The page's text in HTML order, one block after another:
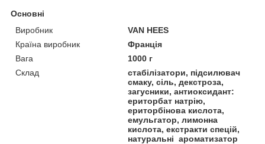
Основні
Виробник
VAN HEES
Країна виробник
Франція
Вага
1000 г
Склад
стабілізатори, підсилювач
смаку, сіль, декстроза,
загусники, антиоксидант:
ериторбат натрію,
ериторбінова кислота,
емульгатор, лимонна
кислота, екстракти спецій,
натуральні ароматизатор